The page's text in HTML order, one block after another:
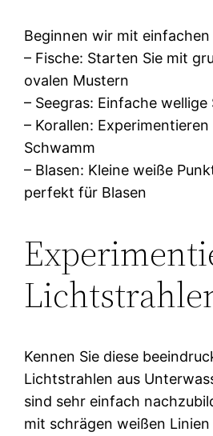
Beginnen wir mit einfachen
– Fische: Starten Sie mit
ovalen Mustern
– Seegras: Einfache
– Korallen:
Schwamm
– Blasen: Kleine weiße
perfekt für Blasen
Kennen Sie diese
Lichtstrahlen aus
sind sehr einfach
mit schrägen weißen